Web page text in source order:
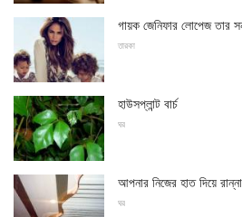
গায়ক জেনিফার লোপেজ তার
তারকা
হাউসপ্লান্ট বার্চ
ঘর
আপনার নিজের হাত দিয়ে
ঘর